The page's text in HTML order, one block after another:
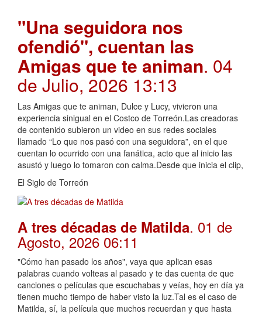
"Una seguidora nos
ofendió", cuentan las
Amigas que te animan. 04
de Julio, 2026 13:13
Las Amigas que te animan, Dulce y Lucy, vivieron una
experiencia sinigual en el Costco de Torreón.Las creadoras
de contenido subieron un video en sus redes sociales
llamado “Lo que nos pasó con una seguidora”, en el que
cuentan lo ocurrido con una fanática, acto que al inicio las
asustó y luego lo tomaron con calma.Desde que inicia el clip,
El Siglo de Torreón
A tres décadas de Matilda. 01 de
Agosto, 2026 06:11
"Cómo han pasado los años", vaya que aplican esas
palabras cuando volteas al pasado y te das cuenta de que
canciones o películas que escuchabas y veías, hoy en día ya
tienen mucho tiempo de haber visto la luz.Tal es el caso de
Matilda, sí, la película que muchos recuerdan y que hasta